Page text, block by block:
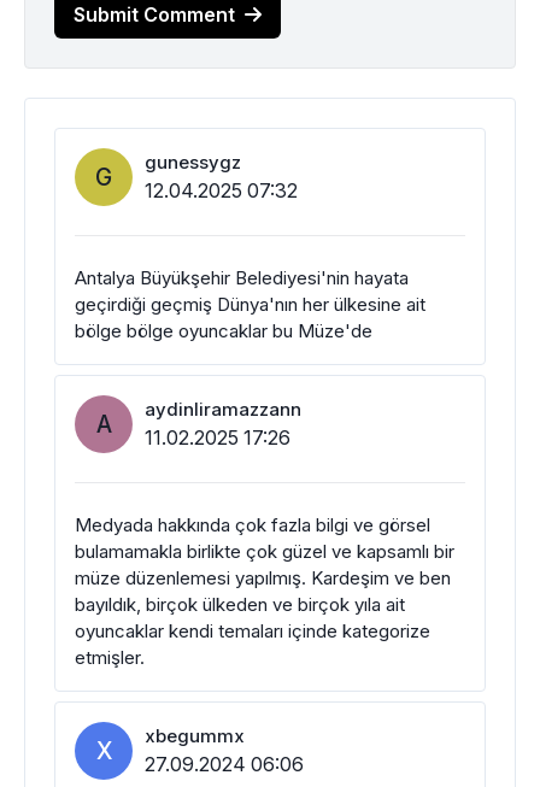
Submit Comment
G gunessygz
12.04.2025 07:32
Antalya Büyükşehir Belediyesi'nin hayata
geçirdiği geçmiş Dünya'nın her ülkesine ait
bölge bölge oyuncaklar bu Müze'de
A aydinliramazzann
11.02.2025 17:26
Medyada hakkında çok fazla bilgi ve görsel
bulamamakla birlikte çok güzel ve kapsamlı bir
müze düzenlemesi yapılmış. Kardeşim ve ben
bayıldık, birçok ülkeden ve birçok yıla ait
oyuncaklar kendi temaları içinde kategorize
etmişler.
X xbegummx
27.09.2024 06:06